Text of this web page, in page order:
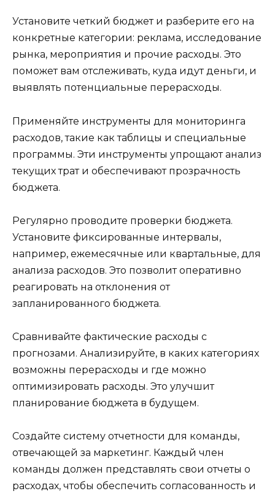
Установите четкий бюджет и разберите его на
конкретные категории: реклама, исследование
рынка, мероприятия и прочие расходы. Это
поможет вам отслеживать, куда идут деньги, и
выявлять потенциальные перерасходы.
Применяйте инструменты для мониторинга
расходов, такие как таблицы и специальные
программы. Эти инструменты упрощают анализ
текущих трат и обеспечивают прозрачность
бюджета.
Регулярно проводите проверки бюджета.
Установите фиксированные интервалы,
например, ежемесячные или квартальные, для
анализа расходов. Это позволит оперативно
реагировать на отклонения от
запланированного бюджета.
Сравнивайте фактические расходы с
прогнозами. Анализируйте, в каких категориях
возможны перерасходы и где можно
оптимизировать расходы. Это улучшит
планирование бюджета в будущем.
Создайте систему отчетности для команды,
отвечающей за маркетинг. Каждый член
команды должен представлять свои отчеты о
расходах, чтобы обеспечить согласованность и